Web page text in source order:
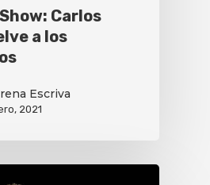
Carlos
a los
Escriva
2021